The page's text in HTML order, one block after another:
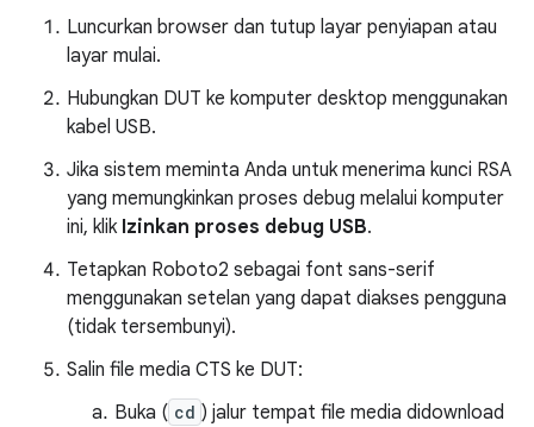
Luncurkan browser dan tutup layar penyiapan atau
layar mulai.
Hubungkan DUT ke komputer desktop menggunakan
kabel USB.
Jika sistem meminta Anda untuk menerima kunci RSA
yang memungkinkan proses debug melalui komputer
ini, klik Izinkan proses debug USB.
Tetapkan Roboto2 sebagai font sans-serif
menggunakan setelan yang dapat diakses pengguna
(tidak tersembunyi).
Salin file media CTS ke DUT:
Buka ( cd ) jalur tempat file media didownload